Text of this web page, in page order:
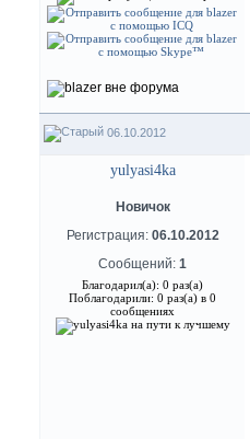
06.10.2012
yulyasi4ka
Новичок
Регистрация: 06.10.2012
Сообщений: 1
Благодарил(а): 0 раз(а)
Поблагодарили: 0 раз(а) в 0
сообщениях